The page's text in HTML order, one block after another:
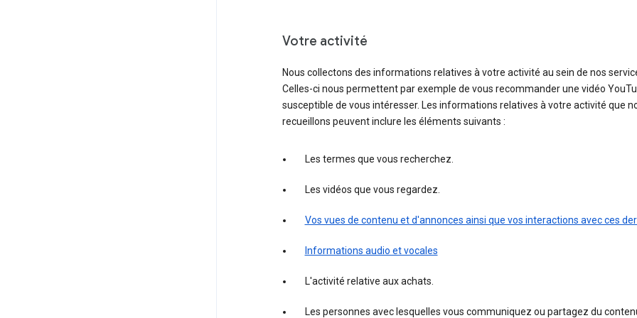
Votre activité
Nous collectons des informations relatives à votre activité au sein de nos
Celles-ci nous permettent par exemple de vous recommander une vidéo
susceptible de vous intéresser. Les informations relatives à votre activité que
recueillons peuvent inclure les éléments suivants :
Les termes que vous recherchez.
Les vidéos que vous regardez.
Vos vues de contenu et d'annonces ainsi que vos interactions avec ces
Informations audio et vocales
L'activité relative aux achats.
Les personnes avec lesquelles vous communiquez ou partagez du